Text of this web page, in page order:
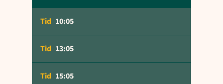
10:05
13:05
15:05